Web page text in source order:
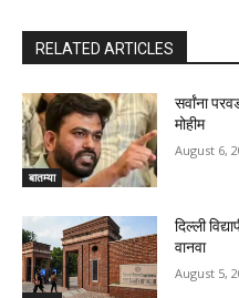
RELATED ARTICLES
बातम्या
सर्वांना
मोहीम
August 6,
दिल्ली
वानवा
August 5,